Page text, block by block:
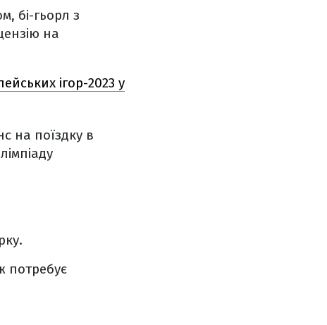
бі-гьорл з
на
ігор-2023 у
на поїздку в
потребує